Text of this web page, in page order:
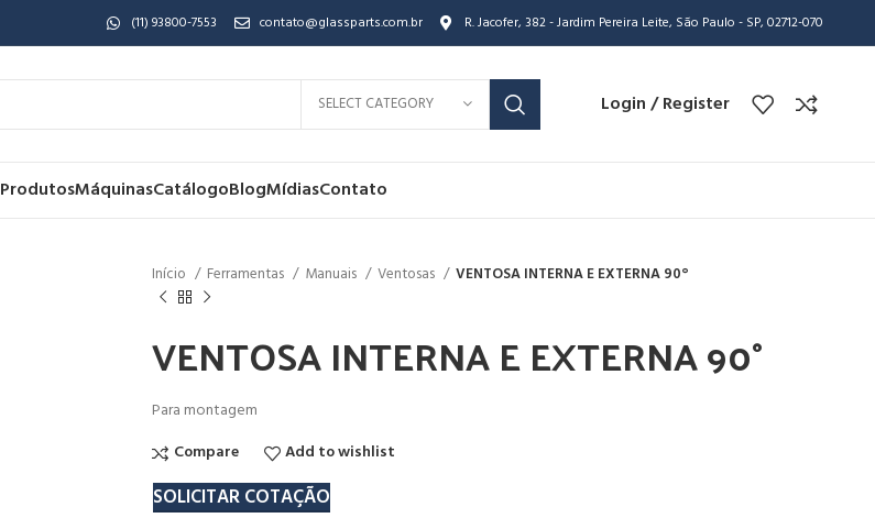
(11) 93800-7553 contato@glassparts.com.br R. Jacofer, 382 - Jardim Pereira Leite, São Paulo - SP, 02712-070
SELECT CATEGORY Login / Register
ProdutosMáquinasCatálogoBlogMídiasContato
Início Ferramentas Manuais Ventosas VENTOSA INTERNA E EXTERNA 90°
VENTOSA INTERNA E EXTERNA 90°
Para montagem
Compare
Add to wishlist
SOLICITAR COTAÇÃO